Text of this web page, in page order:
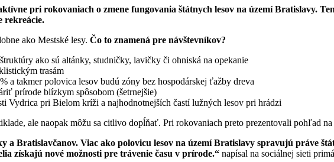
pri rokovaniach o zmene fungovania štátnych lesov na území Bratislavy.
rekreácie.
ako Mestské lesy. Čo to znamená pre návštevníkov?
ako sú altánky, studničky, lavičky či ohniská na opekanie
trasám
a takmer polovica lesov budú zóny bez hospodárskej ťažby dreva
prírode blízkym spôsobom (šetrnejšie)
Vydrica pri Bielom kríži a najhodnotnejších častí lužných lesov pri hrádzi
ale naopak môžu sa citlivo dopĺňať. Pri rokovaniach preto prezentovali pohľad
a Bratislavčanov. Viac ako polovicu lesov na území Bratislavy spravujú práve
získajú nové možnosti pre trávenie času v prírode.“ napísal na sociálnej sieti